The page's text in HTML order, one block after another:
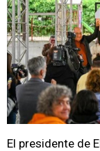
El presidente de